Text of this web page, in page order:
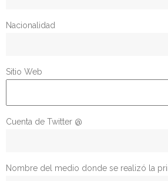
- - Declaración 2022
- Edición 2024
Nacionalidad
Sitio Web
Cuenta de Twitter @
Nombre del medio donde se realizó la